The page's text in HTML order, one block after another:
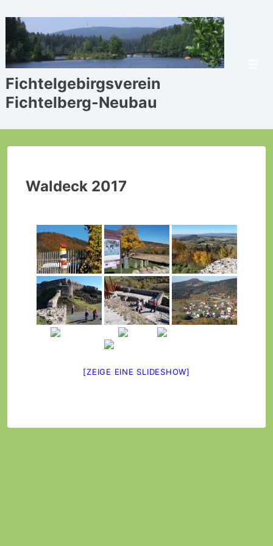
Zum
Inhalt
Fichtelgebirgsverein
Fichtelberg-Neubau
Waldeck 2017
[ZEIGE EINE SLIDESHOW]